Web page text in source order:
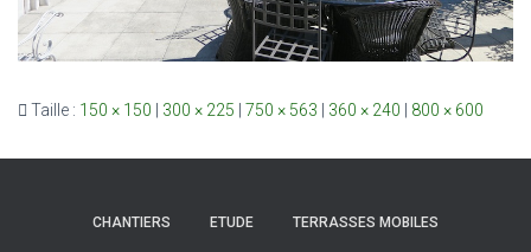
Taille : 150 × 150 | 300 × 225 | 750 × 563 | 360 × 240 | 800 × 600
CHANTIERS ETUDE TERRASSES MOBILES